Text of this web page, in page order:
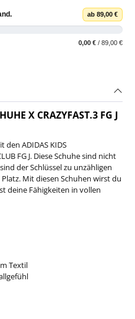
. ab 89,00 €
0,00 € / 89,00 €
X CRAZYFAST.3 FG J
den ADIDAS KIDS
FG J. Diese Schuhe sind nicht
der Schlüssel zu unzähligen
Mit diesen Schuhen wirst du
deine Fähigkeiten in vollen
Textil